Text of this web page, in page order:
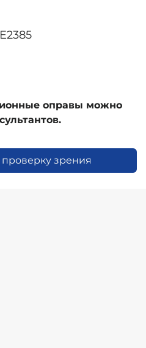
оправы можно
проверку зрения